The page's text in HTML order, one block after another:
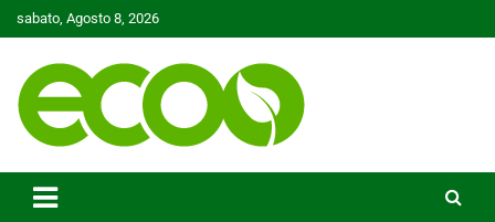
to
sabato, Agosto 8, 2026
Ecoo.it